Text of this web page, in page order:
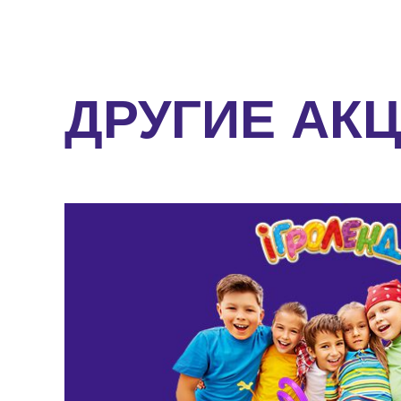
ДРУГИЕ